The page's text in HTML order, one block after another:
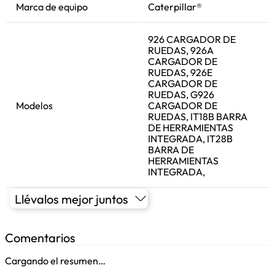
Marca de equipo Caterpillar®
Modelos
926 CARGADOR DE
RUEDAS, 926A
CARGADOR DE
RUEDAS, 926E
CARGADOR DE
RUEDAS, G926
CARGADOR DE
RUEDAS, IT18B BARRA
DE HERRAMIENTAS
INTEGRADA, IT28B
BARRA DE
HERRAMIENTAS
INTEGRADA,
Llévalos mejor juntos
Comentarios
Cargando el resumen…